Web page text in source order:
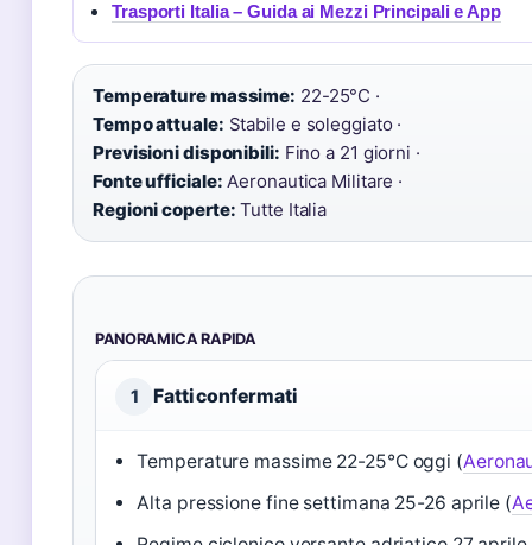
Trasporti Italia – Guida ai Mezzi Principali e App
Temperature massime: 22-25°C ·
Tempo attuale: Stabile e soleggiato ·
Previsioni disponibili: Fino a 21 giorni ·
Fonte ufficiale: Aeronautica Militare ·
Regioni coperte: Tutte Italia
PANORAMICA RAPIDA
1 Fatti confermati
Temperature massime 22-25°C oggi (
Alta pressione fine settimana 25-26 aprile (